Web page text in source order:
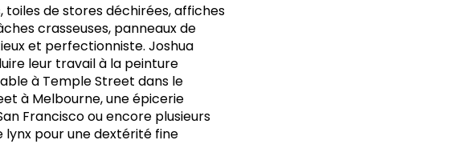
toiles de stores déchirées, affiches
crasseuses, panneaux de
et perfectionniste. Joshua
leur travail à la peinture
à Temple Street dans le
à Melbourne, une épicerie
Francisco ou encore plusieurs
lynx pour une dextérité fine